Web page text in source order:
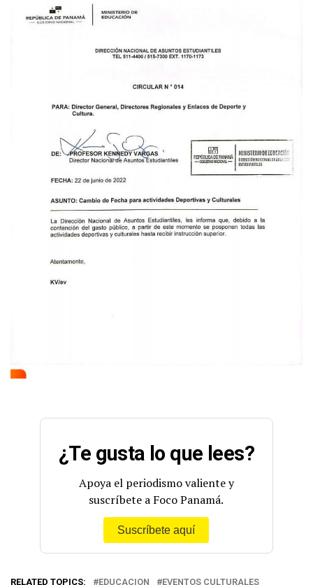
¿Te gusta lo que lees?
Apoya el periodismo valiente y
suscríbete a Foco Panamá.
Suscríbete aquí
RELATED TOPICS: EDUCACION EVENTOS CULTURALES